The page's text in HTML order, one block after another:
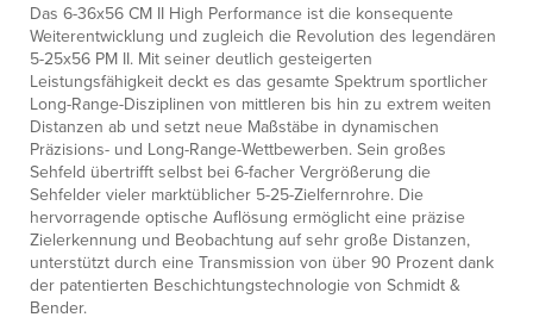
Das 6-36x56 CM II High Performance ist die konsequente
Weiterentwicklung und zugleich die Revolution des legendären
5-25x56 PM II. Mit seiner deutlich gesteigerten
Leistungsfähigkeit deckt es das gesamte Spektrum sportlicher
Long-Range-Disziplinen von mittleren bis hin zu extrem weiten
Distanzen ab und setzt neue Maßstäbe in dynamischen
Präzisions- und Long-Range-Wettbewerben. Sein großes
Sehfeld übertrifft selbst bei 6-facher Vergrößerung die
Sehfelder vieler marktüblicher 5-25-Zielfernrohre. Die
hervorragende optische Auflösung ermöglicht eine präzise
Zielerkennung und Beobachtung auf sehr große Distanzen,
unterstützt durch eine Transmission von über 90 Prozent dank
der patentierten Beschichtungstechnologie von Schmidt &
Bender.